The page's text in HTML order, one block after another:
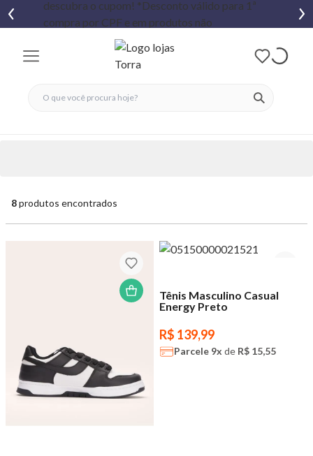
ver
fechar menu
fechar menu
favoritos
8produtos encontrados
Tênis Masculino Casual
Energy Preto
R$ 139,99
Parcele 9x de R$ 15,55